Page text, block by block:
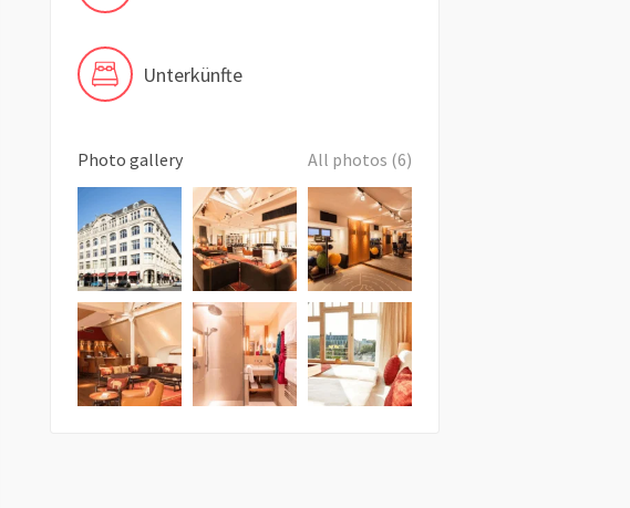
Unterkünfte
Photo gallery All photos (6)